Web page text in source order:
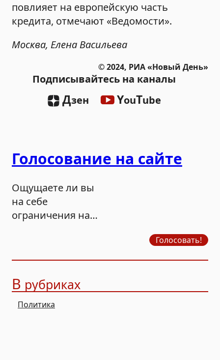
повлияет на европейскую часть
кредита, отмечают «Ведомости».
Москва, Елена Васильева
© 2024, РИА «Новый День»
Подписывайтесь на каналы
Дзен YouTube
Голосование на сайте
Ощущаете ли вы
на себе
ограничения на
Голосовать!
В рубриках
Политика